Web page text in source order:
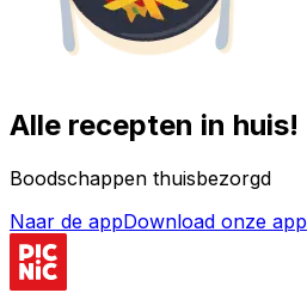
Alle recepten in huis!
Boodschappen thuisbezorgd
Naar de appDownload onze app